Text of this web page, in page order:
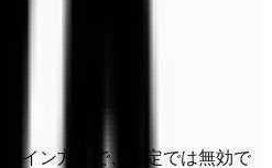
イン方式で、既定では無効で